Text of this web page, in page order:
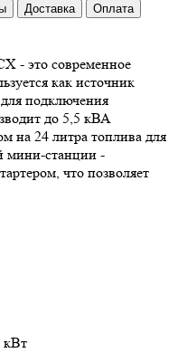
Доставка
Оплата
- это современное
как источник
подключения
до 5,5 кВА
на 24 литра топлива для
мини-станции -
что позволяет
кВт